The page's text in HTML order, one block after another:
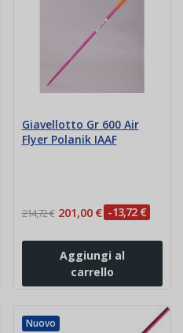
Giavellotto Gr 600 Air
Flyer Polanik IAAF
214,72 € 201,00 € -13,72 €
Aggiungi al
carrello
Nuovo